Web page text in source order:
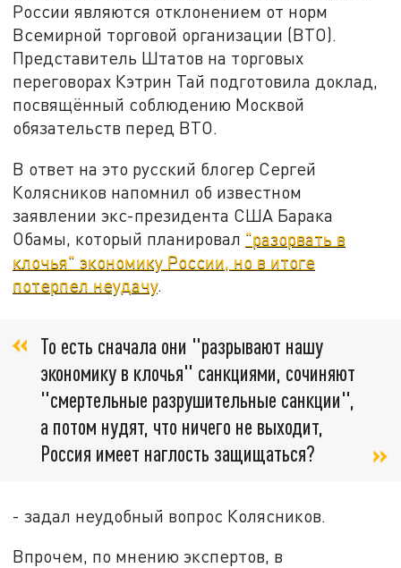
России являются отклонением от норм
Всемирной торговой организации (ВТО).
Представитель Штатов на торговых
переговорах Кэтрин Тай подготовила доклад,
посвящённый соблюдению Москвой
обязательств перед ВТО.
В ответ на это русский блогер Сергей
Колясников напомнил об известном
заявлении экс-президента США Барака
Обамы, который планировал "разорвать в
клочья" экономику России, но в итоге
потерпел неудачу.
То есть сначала они "разрывают нашу
экономику в клочья" санкциями, сочиняют
"смертельные разрушительные санкции",
а потом нудят, что ничего не выходит,
Россия имеет наглость защищаться?
- задал неудобный вопрос Колясников.
Впрочем, по мнению экспертов, в